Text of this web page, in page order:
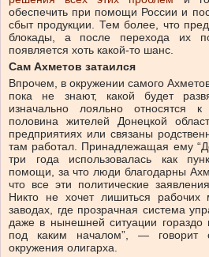
обеспечить при помощи России и
сбыт продукции. Тем более, что
блокады, а после перехода их
появляется хоть какой-то шанс.
Сам Ахметов затаился
Впрочем, в окружении самого
пока не знают, какой будет
изначально лояльно относятся
половина жителей Донецкой
предприятиях или связаны
там работал. Принадлежащая ему
три года использовалась как
помощи, за что люди благодарны
что все эти политические
Никто не хочет лишиться
заводах, где прозрачная система
даже в нынешней ситуации гораздо
под каким началом”, — говорит
окружения олигарха.